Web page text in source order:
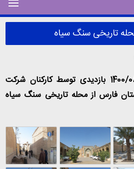
تاریخی سنگ سیاه
روز پنج شنبه مورخ 1400/08/13 بازدیدی توسط کارکنان شرکت
فارس از محله تاریخی سنگ سیاه